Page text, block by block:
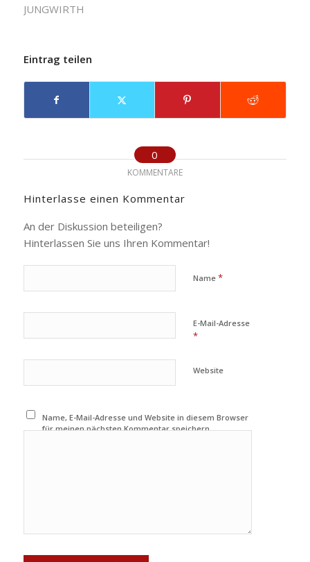
JUNGWIRTH
Eintrag teilen
0
KOMMENTARE
Hinterlasse einen Kommentar
An der Diskussion beteiligen?
Hinterlassen Sie uns Ihren Kommentar!
Name *
E-Mail-Adresse
*
Website
Name, E-Mail-Adresse und Website in diesem Browser
für meinen nächsten Kommentar speichern.